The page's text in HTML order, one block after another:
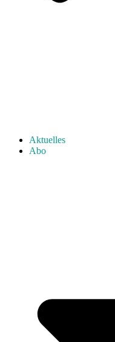
Aktuelles
Abo